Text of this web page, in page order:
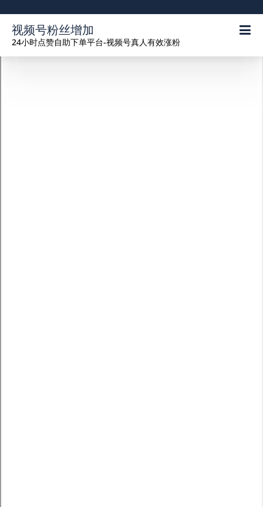
视频号粉丝增加
24小时点赞自助下单平台-视频号真人有效涨粉